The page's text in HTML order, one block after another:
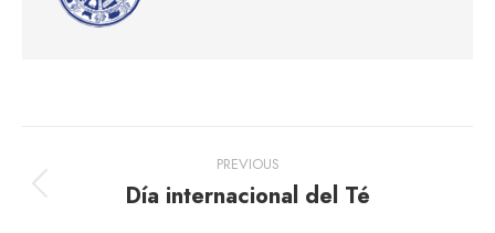
navigation
PREVIOUS
Previous
Día internacional del Té